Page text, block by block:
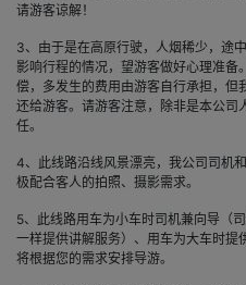
请游客谅解！
3、由于是在高原行驶，人烟稀少，途
影响行程的情况，望游客做好心理准备
偿，多发生的费用由游客自行承担，但
还给游客。请游客注意，除非是本公
任。
4、此线路沿线风景漂亮，我公司司机
极配合客人的拍照、摄影需求。
5、此线路用车为小车时司机兼向导（
一样提供讲解服务）、用车为大车时提
将根据您的需求安排导游。